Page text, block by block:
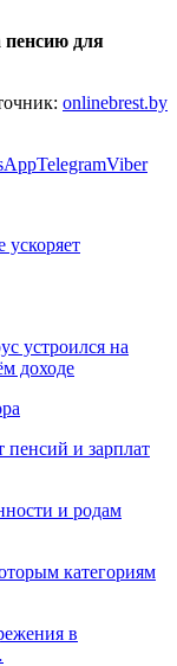
пенсию для
onlinebrest.by
TelegramViber
ускоряет
устроился на
доходе
пенсий и зарплат
и родам
категориям
в